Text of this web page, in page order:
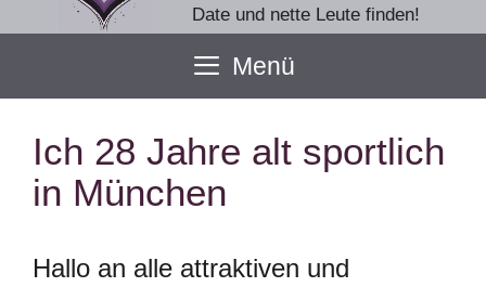
Date und nette Leute finden!
Menü
Ich 28 Jahre alt sportlich
in München
Hallo an alle attraktiven und